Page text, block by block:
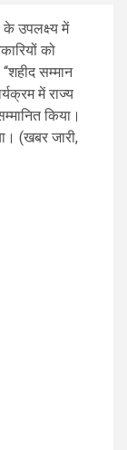
के उपलक्ष्य में
को
सम्मान
में राज्य
किया।
(खबर जारी,